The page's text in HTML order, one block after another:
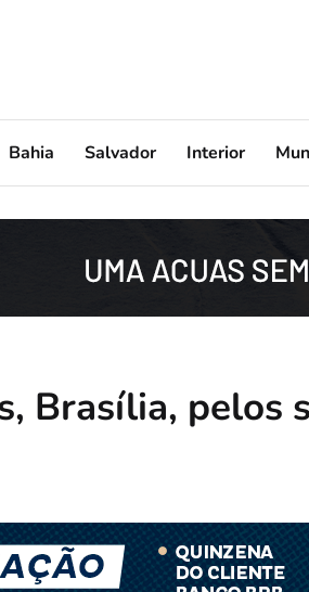
Bahia Salvador Interior
Brasília, pelos